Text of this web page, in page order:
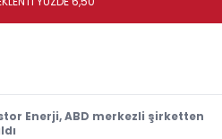
Enerji, ABD merkezli şirketten